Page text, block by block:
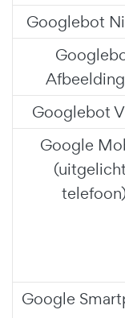
Googlebot
Googlebot
Google
Google